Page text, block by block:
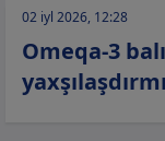
02 iyl 2026, 12:28
Omeqa-3